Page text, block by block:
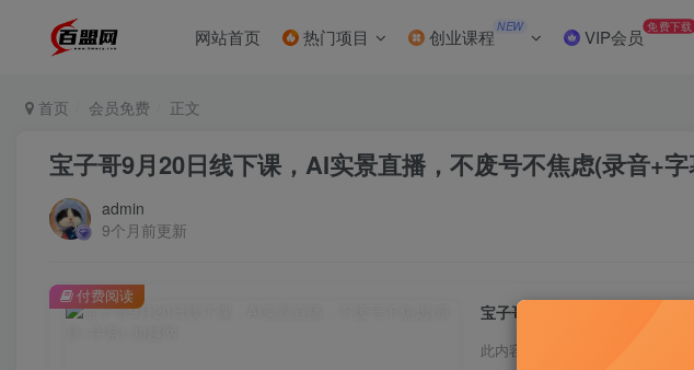
网站首页 热门项目 创业课程 NEW VIP会员 免费下载
首页 会员免费 正文
宝子哥9月20日线下课，AI实景直播，不废号不焦虑(录音+字
admin
9个月前更新
宝子哥9月20日线下课，AI实景
此内容为付费阅读，请付费后查看
付费阅读